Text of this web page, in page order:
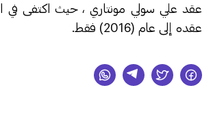
عقد علي سولي مونتاري ، حيث اكتفى في
عقده إلى عام (2016) فقط.